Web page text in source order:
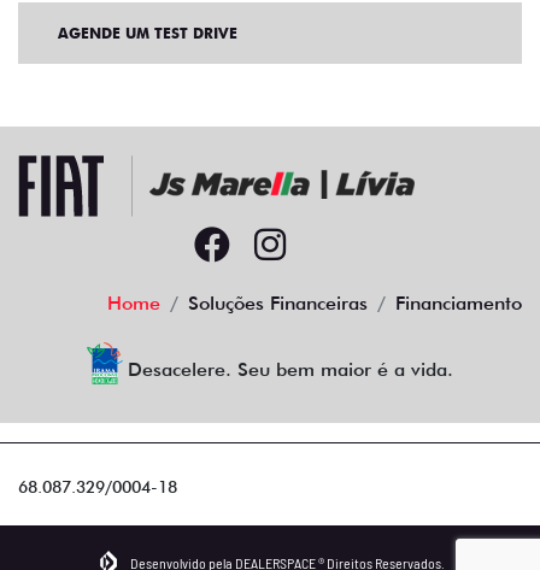
AGENDE UM TEST DRIVE
Home Soluções Financeiras Financiamento
Desacelere. Seu bem maior é a vida.
68.087.329/0004-18
Desenvolvido pela DEALERSPACE ® Direitos Reservados.